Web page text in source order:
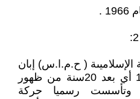
( ح.م.ا.س) إبان
أزمة مرج الزهور عام 1984 أي بعد 20سنة من ظهور
وتأسست رسميا حركة